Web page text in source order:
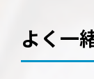
よく一